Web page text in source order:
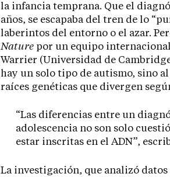
la infancia temprana. Que el
años, se escapaba del tren de lo
laberintos del entorno o el azar.
Nature por un equipo
Warrier (Universidad de
hay un solo tipo de autismo, sino
raíces genéticas que divergen
“Las diferencias entre un
adolescencia no son solo
estar inscritas en el ADN”,
La investigación, que analizó